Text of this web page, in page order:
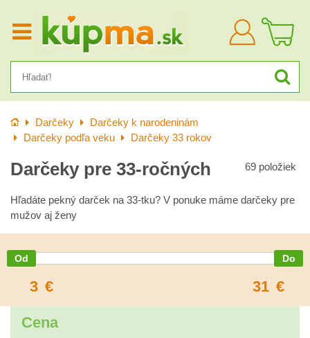
Prihlásiť
sa
Úvod Darčeky
Darčeky k narodeninám
Darčeky podľa veku
Darčeky 33 rokov
Darčeky pre 33-ročných 69 položiek
Hľadáte pekný darček na 33-tku? V ponuke máme darčeky pre
mužov aj ženy
3 € 31 €
Cena